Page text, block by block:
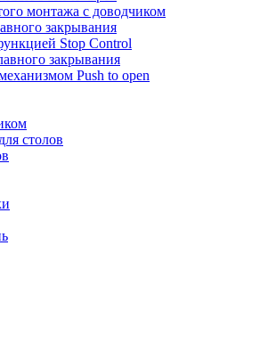
монтажа с доводчиком
закрывания
Stop Control
закрывания
Push to open
столов